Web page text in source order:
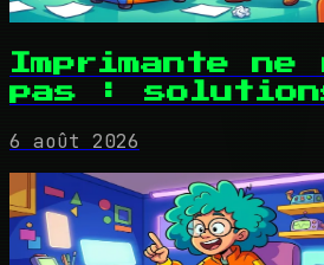
Imprimante ne
pas :
6 août 2026